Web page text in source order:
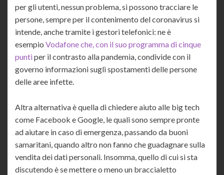
per gli utenti, nessun problema, si possono tracciare le
persone, sempre per il contenimento del coronavirus si
intende, anche tramite i gestori telefonici: ne è
esempio Vodafone che, con il suo programma di cinque
puntiper il contrasto alla pandemia, condivide con il
governo informazioni sugli spostamenti delle persone
delle aree infette.
Altra alternativa è quella di chiedere aiuto alle big tech
come Facebook e Google, le quali sono sempre pronte
ad aiutare in caso di emergenza, passando da buoni
samaritani, quando altro non fanno che guadagnare sulla
vendita dei dati personali. Insomma, quello di cui si sta
discutendo è se mettere o meno un braccialetto